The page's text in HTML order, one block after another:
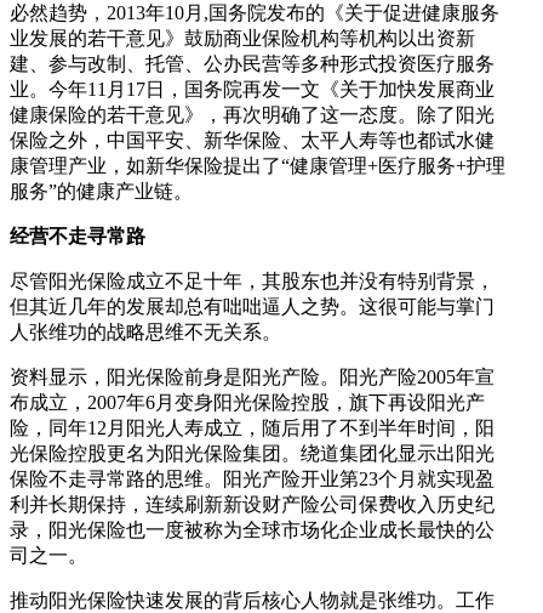
必然趋势，2013年10月,国务院发布的《关于促进健康服务
业发展的若干意见》鼓励商业保险机构等机构以出资新
建、参与改制、托管、公办民营等多种形式投资医疗服务
业。今年11月17日，国务院再发一文《关于加快发展商业
健康保险的若干意见》，再次明确了这一态度。除了阳光
保险之外，中国平安、新华保险、太平人寿等也都试水健
康管理产业，如新华保险提出了“健康管理+医疗服务+护理
服务”的健康产业链。
经营不走寻常路
尽管阳光保险成立不足十年，其股东也并没有特别背景，
但其近几年的发展却总有咄咄逼人之势。这很可能与掌门
人张维功的战略思维不无关系。
资料显示，阳光保险前身是阳光产险。阳光产险2005年宣
布成立，2007年6月变身阳光保险控股，旗下再设阳光产
险，同年12月阳光人寿成立，随后用了不到半年时间，阳
光保险控股更名为阳光保险集团。绕道集团化显示出阳光
保险不走寻常路的思维。阳光产险开业第23个月就实现盈
利并长期保持，连续刷新新设财产险公司保费收入历史纪
录，阳光保险也一度被称为全球市场化企业成长最快的公
司之一。
推动阳光保险快速发展的背后核心人物就是张维功。工作